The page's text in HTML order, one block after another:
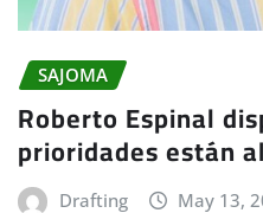
SAJOMA
Roberto Espinal
prioridades están
Drafting May 13,